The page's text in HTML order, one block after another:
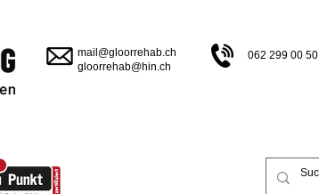
mail@gloorrehab.ch
gloorrehab@hin.ch
062 299 00 50